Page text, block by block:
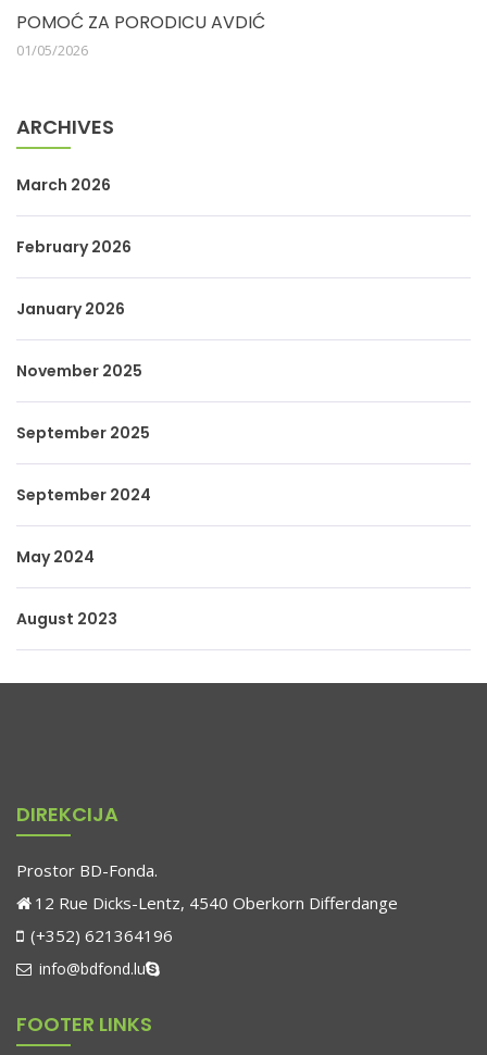
POMOĆ ZA PORODICU AVDIĆ
01/05/2026
ARCHIVES
March 2026
February 2026
January 2026
November 2025
September 2025
September 2024
May 2024
August 2023
DIREKCIJA
Prostor BD-Fonda.
12 Rue Dicks-Lentz, 4540 Oberkorn Differdange
(+352) 621364196
info@bdfond.lu
FOOTER LINKS